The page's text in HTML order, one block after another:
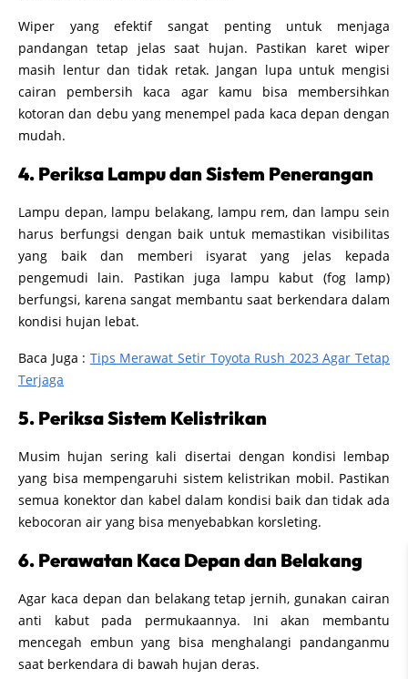
Wiper yang efektif sangat penting untuk menjaga
pandangan tetap jelas saat hujan. Pastikan karet wiper
masih lentur dan tidak retak. Jangan lupa untuk mengisi
cairan pembersih kaca agar kamu bisa membersihkan
kotoran dan debu yang menempel pada kaca depan dengan
mudah.
4. Periksa Lampu dan Sistem Penerangan
Lampu depan, lampu belakang, lampu rem, dan lampu sein
harus berfungsi dengan baik untuk memastikan visibilitas
yang baik dan memberi isyarat yang jelas kepada
pengemudi lain. Pastikan juga lampu kabut (fog lamp)
berfungsi, karena sangat membantu saat berkendara dalam
kondisi hujan lebat.
Baca Juga : Tips Merawat Setir Toyota Rush 2023 Agar Tetap
Terjaga
5. Periksa Sistem Kelistrikan
Musim hujan sering kali disertai dengan kondisi lembap
yang bisa mempengaruhi sistem kelistrikan mobil. Pastikan
semua konektor dan kabel dalam kondisi baik dan tidak ada
kebocoran air yang bisa menyebabkan korsleting.
6. Perawatan Kaca Depan dan Belakang
Agar kaca depan dan belakang tetap jernih, gunakan cairan
anti kabut pada permukaannya. Ini akan membantu
mencegah embun yang bisa menghalangi pandanganmu
saat berkendara di bawah hujan deras.